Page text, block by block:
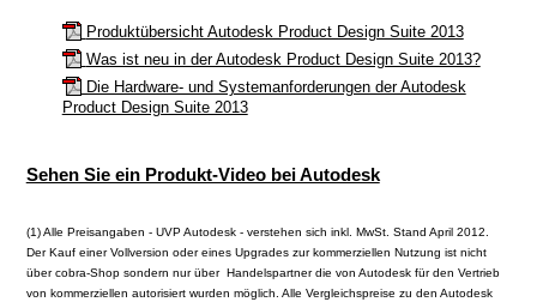
Produktübersicht Autodesk Product Design Suite 2013
Was ist neu in der Autodesk Product Design Suite 2013?
Die Hardware- und Systemanforderungen der Autodesk
Product Design Suite 2013
Sehen Sie ein Produkt-Video bei Autodesk
(1) Alle Preisangaben - UVP Autodesk - verstehen sich inkl. MwSt. Stand April 2012.
Der Kauf einer Vollversion oder eines Upgrades zur kommerziellen Nutzung ist nicht
über cobra-Shop sondern nur über Handelspartner die von Autodesk für den Vertrieb
von kommerziellen autorisiert wurden möglich. Alle Vergleichspreise zu den Autodesk